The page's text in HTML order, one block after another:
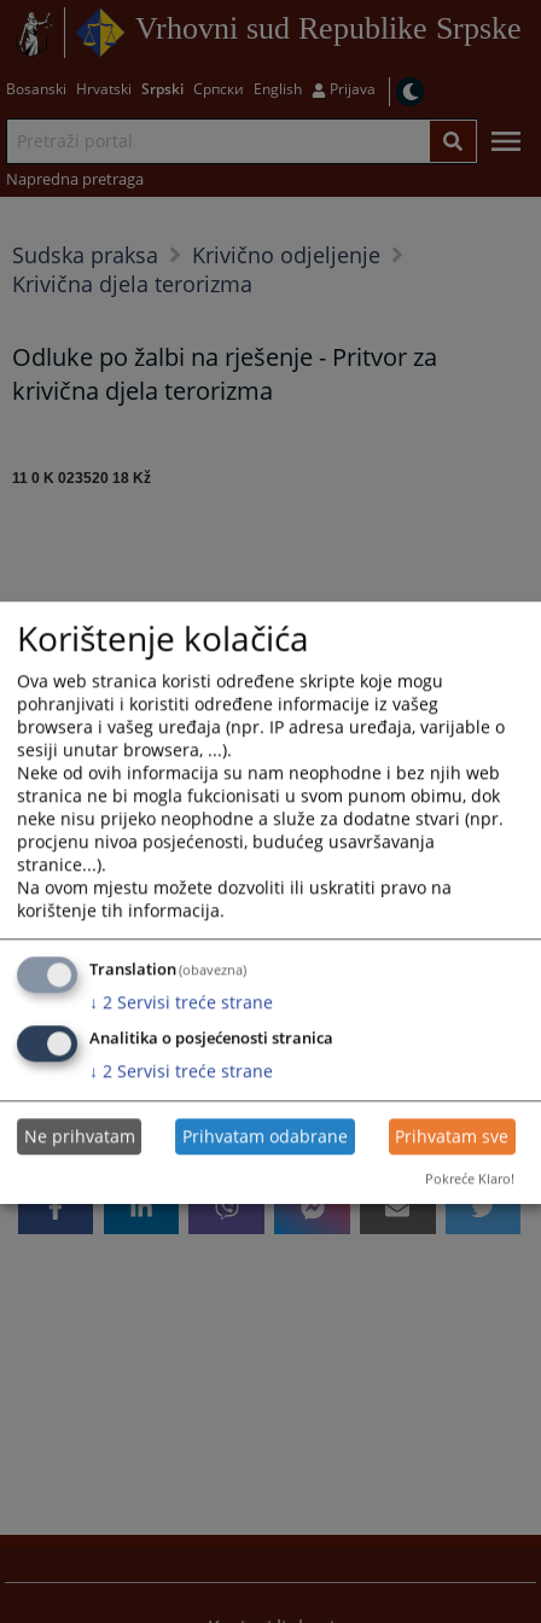
Vrhovni sud Republike Srpske
Bosanski Hrvatski Srpski Српски English Prijava
Napredna pretraga
Sudska praksa
Krivično odjeljenje
Krivična djela terorizma
Odluke po žalbi na rješenje - Pritvor za
krivična djela terorizma
11 0 K 023520 18 Kž
Prikazana vijest je na: Srpski jezik
2697PREGLEDA
Korištenje kolačića
Ova web stranica koristi određene skripte koje mogu
pohranjivati i koristiti određene informacije iz vašeg
browsera i vašeg uređaja (npr. IP adresa uređaja, varijable o
sesiji unutar browsera, ...).
Neke od ovih informacija su nam neophodne i bez njih web
stranica ne bi mogla fukcionisati u svom punom obimu, dok
neke nisu prijeko neophodne a služe za dodatne stvari (npr.
procjenu nivoa posjećenosti, budućeg usavršavanja
stranice...).
Na ovom mjestu možete dozvoliti ili uskratiti pravo na
korištenje tih informacija.
Translation(obavezna)
↓ 2 Servisi treće strane
Analitika o posjećenosti stranica
↓ 2 Servisi treće strane
Ne prihvatam Prihvatam odabrane Prihvatam sve
Pokreće Klaro!